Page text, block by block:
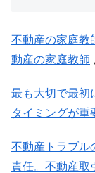
不動産の家庭教
動産の家庭教師
最も大切で最初
タイミングが重
不動産トラブ
責任。不動産取